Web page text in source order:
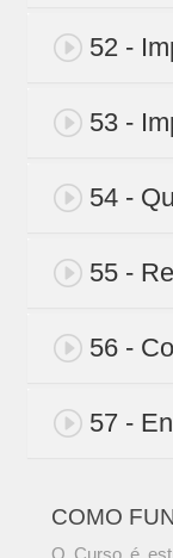
52 -
53 -
54 -
55 -
56 -
57 -
COMO